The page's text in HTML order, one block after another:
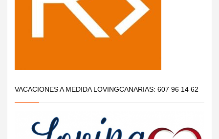
VACACIONES A MEDIDA LOVINGCANARIAS: 607 96 14 62